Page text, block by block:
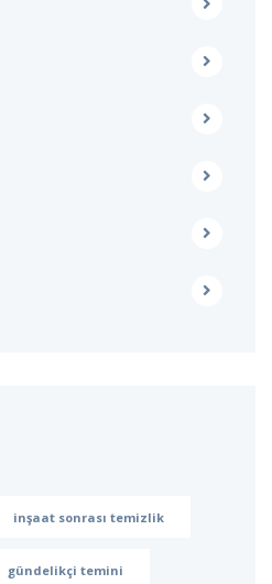
inşaat sonrası temizlik
gündelikçi temini